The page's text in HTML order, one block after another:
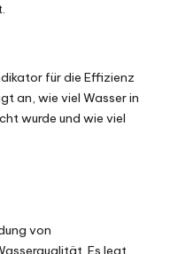
für die Effizienz
an, wie viel Wasser in
wurde und wie viel
von
Es legt